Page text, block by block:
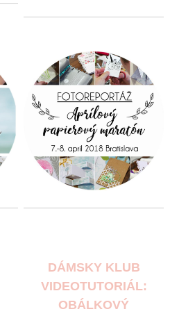
DÁMSKY KLUB
VIDEOTUTORIÁL:
OBÁLKOVÝ